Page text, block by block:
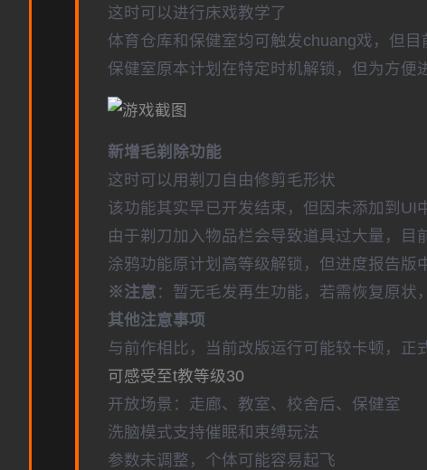
这时可以进行床戏教学了
体育仓库和保健室均可触发chuang戏，但
保健室原本计划在特定时机解锁，但为方
新增毛剃除功能
这时可以用剃刀自由修剪毛形状
该功能其实早已开发结束，但因未添加到UI
由于剃刀加入物品栏会导致道具过大量，目
涂鸦功能原计划高等级解锁，但进度报告版
※注意 ：暂无毛发再生功能，若需恢复原状
其他注意事项
与前作相比，当前改版运行可能较卡顿，正
可感受至t教等级30
开放场景：走廊、教室、校舍后、保健室
洗脑模式支持催眠和束缚玩法
参数未调整，个体可能容易起飞